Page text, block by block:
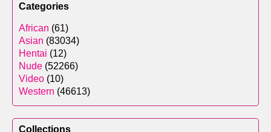
Categories
African (61)
Asian (83034)
Hentai (12)
Nude (52266)
Video (10)
Western (46613)
Collections